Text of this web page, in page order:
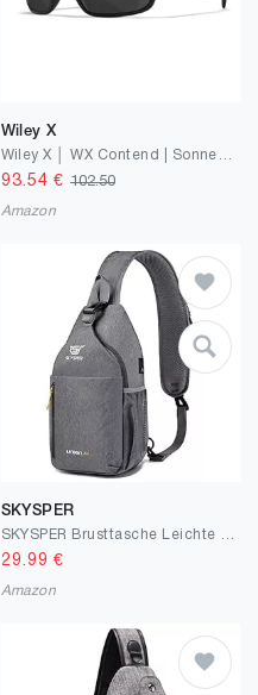
Wiley X
93.54 € 102.50
Amazon
SKYSPER
29.99 €
Amazon